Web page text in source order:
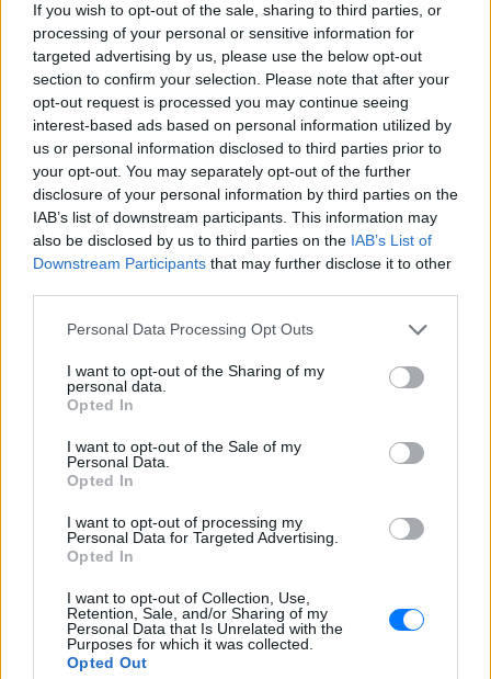
If you wish to opt-out of the sale, sharing to third parties, or
processing of your personal or sensitive information for
targeted advertising by us, please use the below opt-out
section to confirm your selection. Please note that after your
opt-out request is processed you may continue seeing
interest-based ads based on personal information utilized by
us or personal information disclosed to third parties prior to
your opt-out. You may separately opt-out of the further
disclosure of your personal information by third parties on the
IAB’s list of downstream participants. This information may
also be disclosed by us to third parties on the IAB’s List of
Downstream Participants that may further disclose it to other
Personal Data Processing Opt Outs
I want to opt-out of the Sharing of my
personal data.
Opted In
I want to opt-out of the Sale of my
Personal Data.
Opted In
I want to opt-out of processing my
Personal Data for Targeted Advertising.
Opted In
I want to opt-out of Collection, Use,
Retention, Sale, and/or Sharing of my
Personal Data that Is Unrelated with the
Purposes for which it was collected.
Opted Out
ΔΕΙΤΕ ΕΠΙΣΗΣ
ΣΤΗΝ ΙΔΙΑ ΚΑΤΗΓΟΡΙΑ
Διακοπές στη Μύκονο για τη
Βάλια Χατζηθεοδώρου ‑ οι
φωτογραφίες με μαγιό στην
μοιράστηκε στιγμές από τις
καλοκαιρινές της διακοπές στο νησί των
H Ιωάννα Σιαμπάνη ανέβασε
φωτογραφίες με τους γιους
ΣΉΜΕΡΑ
απέκτησαν πρόσφατα το δεύτερο παιδί
τους
Στέφανος Τσιτσιπάς: Αγκαλιά